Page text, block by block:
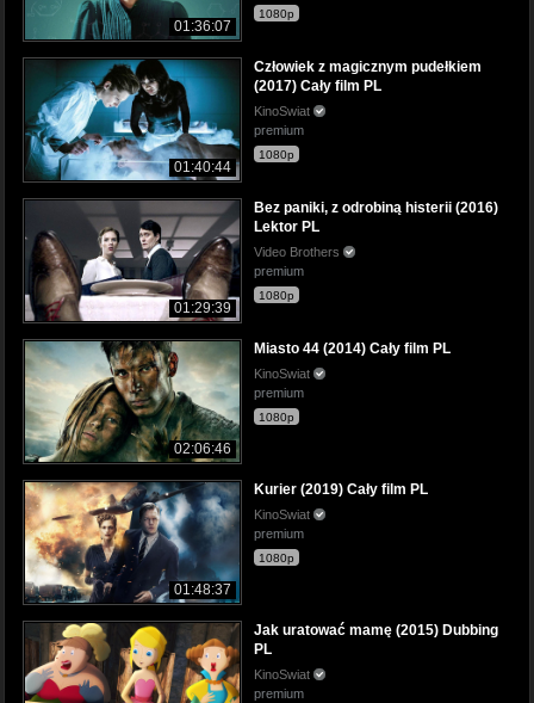
01:36:07
1080p
01:40:44
Człowiek z magicznym pudełkiem
(2017) Cały film PL
KinoSwiat
premium
1080p
01:29:39
Bez paniki, z odrobiną histerii (2016)
Lektor PL
Video Brothers
premium
1080p
02:06:46
Miasto 44 (2014) Cały film PL
KinoSwiat
premium
1080p
01:48:37
Kurier (2019) Cały film PL
KinoSwiat
premium
1080p
Jak uratować mamę (2015) Dubbing
PL
KinoSwiat
premium